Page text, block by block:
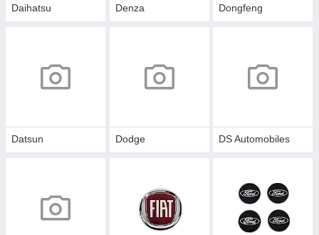
Daihatsu Denza Dongfeng
Datsun Dodge DS Automobiles